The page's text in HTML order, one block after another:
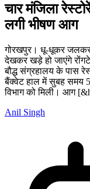
चार मंजिला
लगी भीषण आग
गोरखपुर। धू-धूकर
देखकर खड़े हो जाएंगे
बौद्ध संग्रहालय के पास
बैंक्वेट हाल में सुबह समय
विभाग को मिली। आग
Anil Singh